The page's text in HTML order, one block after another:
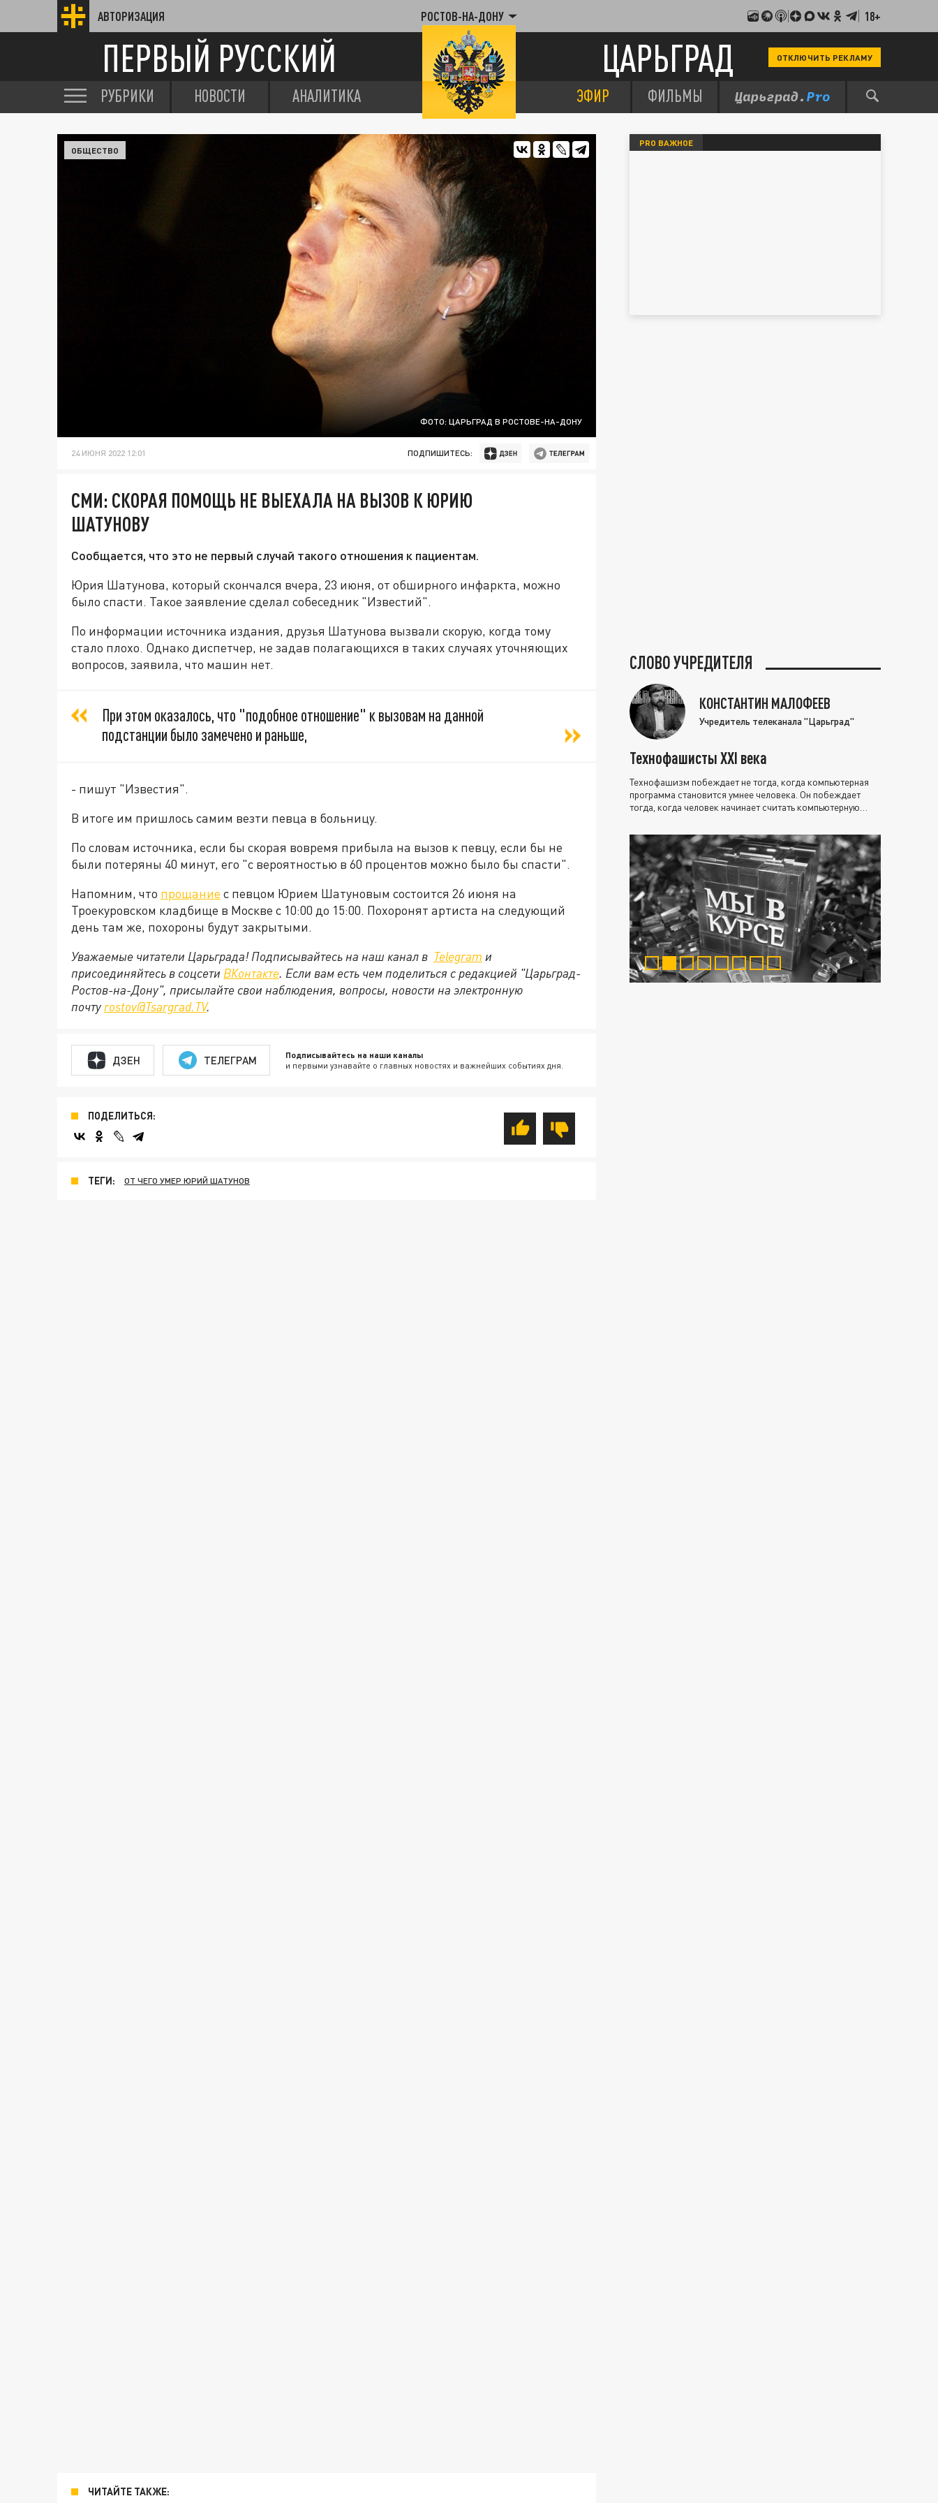
АВТОРИЗАЦИЯ РОСТОВ-НА-ДОНУ 18+
ПЕРВЫЙ РУССКИЙ ЦАРЬГРАД ОТКЛЮЧИТЬ РЕКЛАМУ
РУБРИКИ НОВОСТИ АНАЛИТИКА ЭФИР ФИЛЬМЫ
ФОТО: ЦАРЬГРАД В РОСТОВЕ-НА-ДОНУ
ОБЩЕСТВО
24 ИЮНЯ 2022 12:01 ПОДПИШИТЕСЬ:
СМИ: СКОРАЯ ПОМОЩЬ НЕ ВЫЕХАЛА НА ВЫЗОВ К ЮРИЮ
ШАТУНОВУ
Сообщается, что это не первый случай такого отношения к пациентам.
Юрия Шатунова, который скончался вчера, 23 июня, от обширного инфаркта, можно
было спасти. Такое заявление сделал собеседник "Известий".
По информации источника издания, друзья Шатунова вызвали скорую, когда тому
стало плохо. Однако диспетчер, не задав полагающихся в таких случаях уточняющих
вопросов, заявила, что машин нет.
При этом оказалось, что "подобное отношение" к вызовам на данной
подстанции было замечено и раньше,
- пишут "Известия".
В итоге им пришлось самим везти певца в больницу.
По словам источника, если бы скорая вовремя прибыла на вызов к певцу, если бы не
были потеряны 40 минут, его "с вероятностью в 60 процентов можно было бы спасти".
Напомним, что прощание с певцом Юрием Шатуновым состоится 26 июня на
Троекуровском кладбище в Москве с 10:00 до 15:00. Похоронят артиста на следующий
день там же, похороны будут закрытыми.
Уважаемые читатели Царьграда! Подписывайтесь на наш канал в Telegram и
присоединяйтесь в соцсети ВКонтакте. Если вам есть чем поделиться с редакцией "Царьград-
Ростов-на-Дону", присылайте свои наблюдения, вопросы, новости на электронную
почту rostov@Tsargrad.ТV.
ДЗЕН ТЕЛЕГРАМ Подписывайтесь на наши каналы
и первыми узнавайте о главных новостях и важнейших событиях дня.
ПОДЕЛИТЬСЯ:
ТЕГИ: ОТ ЧЕГО УМЕР ЮРИЙ ШАТУНОВ
ЧИТАЙТЕ ТАКЖЕ:
PRO ВАЖНОЕ
СЛОВО УЧРЕДИТЕЛЯ
КОНСТАНТИН МАЛОФЕЕВ
Учредитель телеканала "Царьград"
Технофашисты XXI века
Технофашизм побеждает не тогда, когда компьютерная
программа становится умнее человека. Он побеждает
тогда, когда человек начинает считать компьютерную